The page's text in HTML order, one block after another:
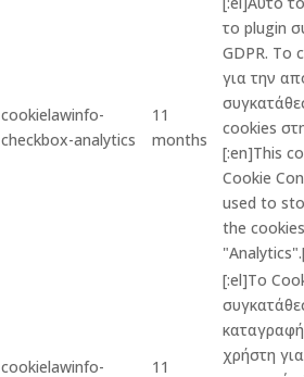
cookielawinfo-
checkbox-analytics
11
months
το plugin
GDPR. Το
για την
cookies
[:en]This
Cookie
used to
the
cookielawinfo- 11
[:el]Το
χρήστη